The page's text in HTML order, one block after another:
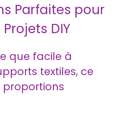
Parfaites pour
DIY
que facile à
textiles, ce